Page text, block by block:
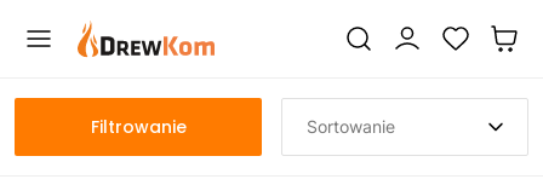
Filtrowanie Sortowanie